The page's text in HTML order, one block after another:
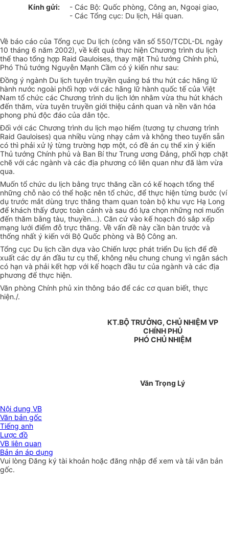
Kính gửi:
- Các Bộ: Quốc phòng, Công an, Ngoại giao,
- Các Tổng cục: Du lịch, Hải quan.
Về báo cáo của Tổng cục Du lịch (công văn số 550/TCDL-DL ngày
10 tháng 6 năm 2002), về kết quả thực hiện Chương trình du lịch
thể thao tổng hợp Raid Gauloises, thay mặt Thủ tướng Chính phủ,
Phó Thủ tướng Nguyễn Mạnh Cầm có ý kiến như sau:
Đồng ý ngành Du lịch tuyên truyền quảng bá thu hút các hãng lữ
hành nước ngoài phối hợp với các hãng lữ hành quốc tế của Việt
Nam tổ chức các Chương trình du lịch lớn nhằm vừa thu hút khách
đến thăm, vừa tuyên truyền giới thiệu cảnh quan và nền văn hóa
phong phú độc đáo của dân tộc.
Đối với các Chương trình du lịch mạo hiểm (tương tự chương trình
Raid Gauloises) qua nhiều vùng nhạy cảm và không theo tuyến sẵn
có thì phải xử lý từng trường hợp một, có đề án cụ thể xin ý kiến
Thủ tướng Chính phủ và Ban Bí thư Trung ương Đảng, phối hợp chặt
chẽ với các ngành và các địa phương có liên quan như đã làm vừa
qua.
Muốn tổ chức du lịch bằng trực thăng cần có kế hoạch tổng thể
những chỗ nào có thể hoặc nên tổ chức, để thực hiện từng bước (ví
dụ trước mắt dùng trực thăng tham quan toàn bộ khu vực Hạ Long
để khách thấy được toàn cảnh và sau đó lựa chọn những nơi muốn
đến thăm bằng tàu, thuyền...). Căn cứ vào kế hoạch đó sắp xếp
mạng lưới điểm đỗ trực thăng. Về vấn đề này cần bàn trước và
thống nhất ý kiến với Bộ Quốc phòng và Bộ Công an.
Tổng cục Du lịch cần dựa vào Chiến lược phát triển Du lịch để đề
xuất các dự án đầu tư cụ thể, không nêu chung chung vì ngân sách
có hạn và phải kết hợp với kế hoạch đầu tư của ngành và các địa
phương để thực hiện.
Văn phòng Chính phủ xin thông báo để các cơ quan biết, thực
hiện./.
KT.BỘ TRƯỞNG, CHỦ NHIỆM VP
CHÍNH PHỦ
PHÓ CHỦ NHIỆM
Văn Trọng Lý
Nội dung VB
Văn bản gốc
Tiếng anh
Lược đồ
VB liên quan
Bản án áp dụng
Vui lòngĐăng ký tài khoản hoặc đăng nhập để xem và tải văn bản
gốc.